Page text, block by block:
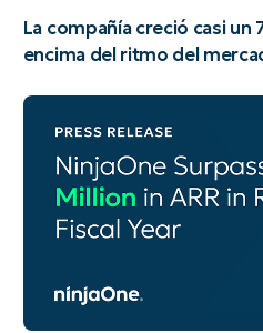
La compañía creció casi
encima del ritmo del